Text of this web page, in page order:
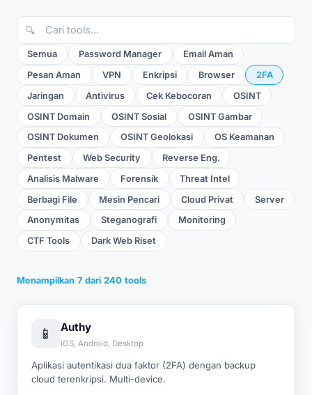
🔍
Semua Password Manager
Email Aman
Pesan Aman
VPN Enkripsi Browser
2FA
Jaringan
Antivirus Cek Kebocoran
OSINT
OSINT Domain
OSINT Sosial
OSINT Gambar
OSINT Dokumen
OSINT Geolokasi
OS Keamanan
Pentest
Web Security
Reverse Eng.
Analisis Malware
Forensik
Threat Intel
Berbagi File
Mesin Pencari Cloud Privat
Server
Anonymitas
Steganografi
Monitoring
CTF Tools
Dark Web Riset
Menampilkan 7 dari 240 tools
📱 Authy
iOS, Android, Desktop
Aplikasi autentikasi dua faktor (2FA) dengan backup
cloud terenkripsi. Multi-device.